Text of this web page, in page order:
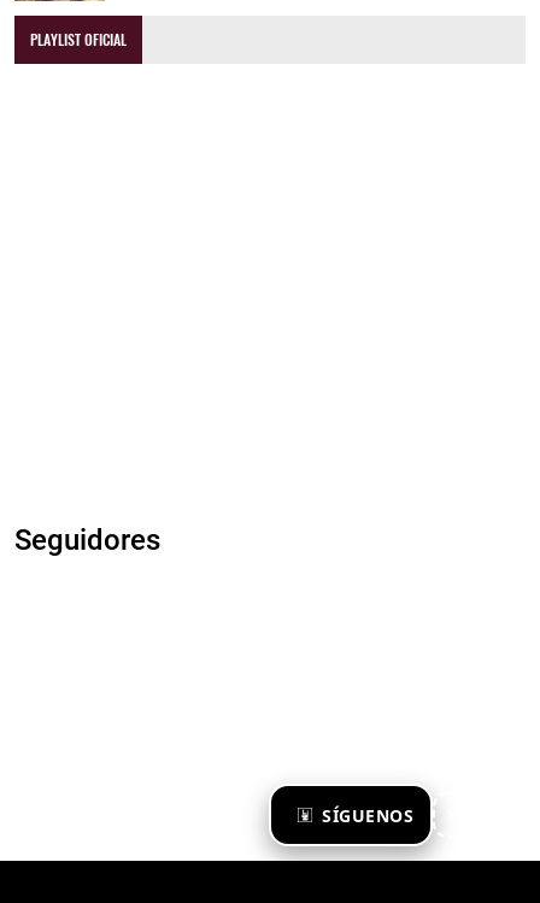
SÍGUENOS
PLAYLIST OFICIAL
Seguidores